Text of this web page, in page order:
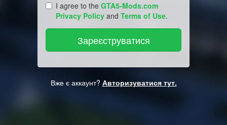
I agree to the GTA5-Mods.com
Privacy Policy and Terms of Use.
Вже є аккаунт? Авторизуватися тут.